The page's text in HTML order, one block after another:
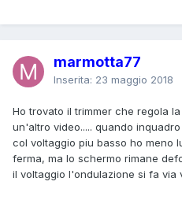
marmotta77
Inserita: 23 maggio 2018
Ho trovato il trimmer che regola
un'altro video..... quando
col voltaggio piu basso ho meno
ferma, ma lo schermo rimane
il voltaggio l'ondulazione si fa via